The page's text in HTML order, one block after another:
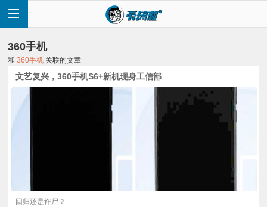
讯
360手机
和360手机 关联的文章
文艺复兴，360手机S6+新机现身工信部
回归还是诈尸？